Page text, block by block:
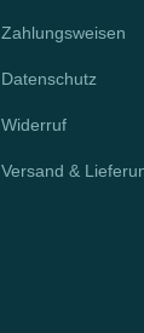
Zahlungsweisen
Datenschutz
Widerruf
Versand &